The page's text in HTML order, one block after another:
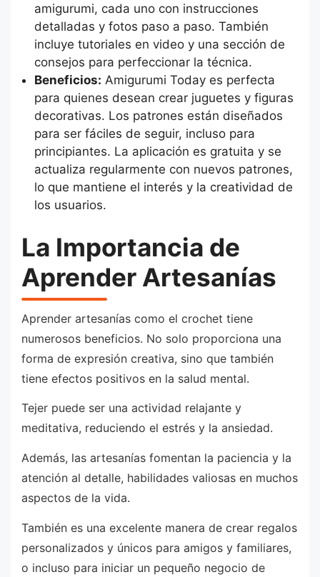
amigurumi, cada uno con instrucciones
detalladas y fotos paso a paso. También
incluye tutoriales en video y una sección de
consejos para perfeccionar la técnica.
Beneficios: Amigurumi Today es perfecta
para quienes desean crear juguetes y figuras
decorativas. Los patrones están diseñados
para ser fáciles de seguir, incluso para
principiantes. La aplicación es gratuita y se
actualiza regularmente con nuevos patrones,
lo que mantiene el interés y la creatividad de
los usuarios.
La Importancia de
Aprender Artesanías
Aprender artesanías como el crochet tiene
numerosos beneficios. No solo proporciona una
forma de expresión creativa, sino que también
tiene efectos positivos en la salud mental.
Tejer puede ser una actividad relajante y
meditativa, reduciendo el estrés y la ansiedad.
Además, las artesanías fomentan la paciencia y la
atención al detalle, habilidades valiosas en muchos
aspectos de la vida.
También es una excelente manera de crear regalos
personalizados y únicos para amigos y familiares,
o incluso para iniciar un pequeño negocio de